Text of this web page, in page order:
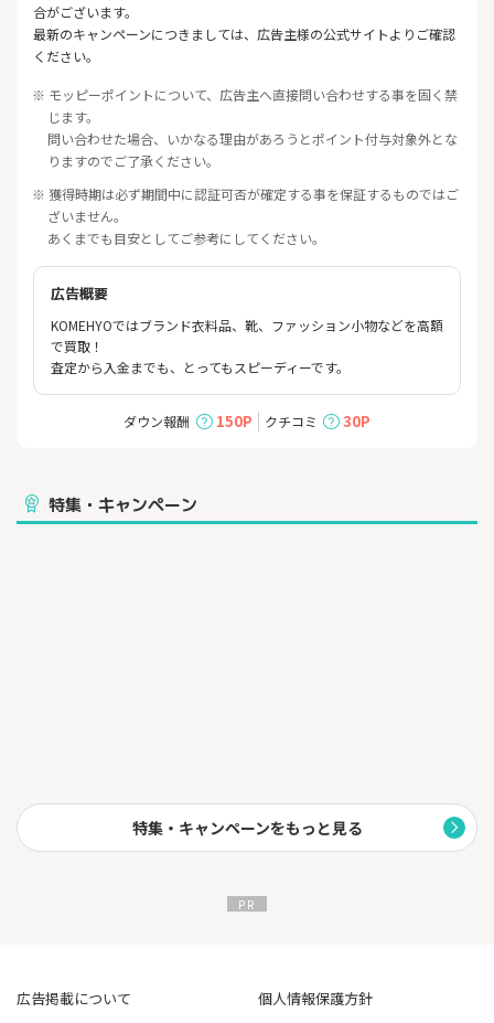
合がございます。
最新のキャンペーンにつきましては、広告主様の公式サイトよりご確認
ください。
※ モッピーポイントについて、広告主へ直接問い合わせする事を固く禁
じます。
問い合わせた場合、いかなる理由があろうとポイント付与対象外とな
りますのでご了承ください。
※ 獲得時期は必ず期間中に認証可否が確定する事を保証するものではご
ざいません。
あくまでも目安としてご参考にしてください。
広告概要
KOMEHYOではブランド衣料品、靴、ファッション小物などを高額
で買取！
査定から入金までも、とってもスピーディーです。
ダウン報酬 150P クチコミ 30P
特集・キャンペーン
特集・キャンペーンをもっと見る
広告掲載について
個人情報保護方針